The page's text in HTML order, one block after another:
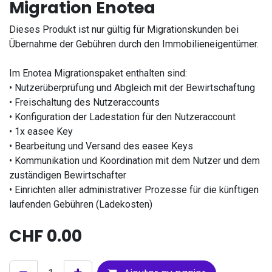
Migration Enotea
Dieses Produkt ist nur gültig für Migrationskunden bei
Übernahme der Gebühren durch den Immobilieneigentümer.
Im Enotea Migrationspaket enthalten sind:
• Nutzerüberprüfung und Abgleich mit der Bewirtschaftung
• Freischaltung des Nutzeraccounts
• Konfiguration der Ladestation für den Nutzeraccount
• 1x easee Key
• Bearbeitung und Versand des easee Keys
• Kommunikation und Koordination mit dem Nutzer und dem
zuständigen Bewirtschafter
• Einrichten aller administrativer Prozesse für die künftigen
laufenden Gebühren (Ladekosten)
CHF0.00